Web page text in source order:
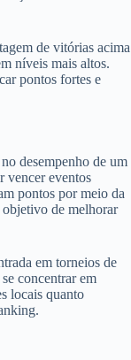
de vitórias acima
níveis mais altos.
pontos fortes e
desempenho de um
vencer eventos
pontos por meio da
de melhorar
em torneios de
concentrar em
locais quanto